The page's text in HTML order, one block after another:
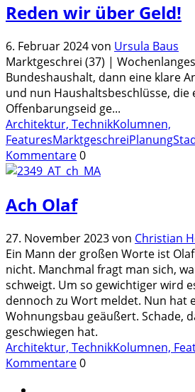
Reden wir über Geld!
6. Februar 2024von Ursula Baus
Marktgeschrei (37) |
Bundeshaushalt, dann eine klare
und nun Haushaltsbeschlüsse, die
Offenbarungseid ge...
Architektur, TechnikKolumnen,
FeaturesMarktgeschreiPlanung
Kommentare0
Ach Olaf
27. November 2023von Christian
Ein Mann der großen Worte ist
nicht. Manchmal fragt man sich,
schweigt. Um so gewichtiger wird
dennoch zu Wort meldet. Nun hat
Wohnungsbau geäußert. Schade,
geschwiegen hat.
Architektur, TechnikKolumnen,
Kommentare0